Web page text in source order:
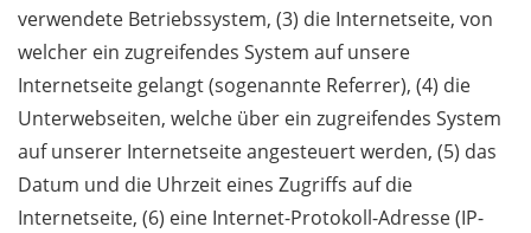
verwendete Betriebssystem, (3) die Internetseite, von
welcher ein zugreifendes System auf unsere
Internetseite gelangt (sogenannte Referrer), (4) die
Unterwebseiten, welche über ein zugreifendes System
auf unserer Internetseite angesteuert werden, (5) das
Datum und die Uhrzeit eines Zugriffs auf die
Internetseite, (6) eine Internet-Protokoll-Adresse (IP-